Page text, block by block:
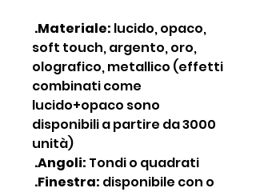
.Materiale: lucido, opaco,
soft touch, argento, oro,
olografico, metallico (effetti
combinati come
lucido+opaco sono
disponibili a partire da 3000
unità)
.Angoli: Tondi o quadrati
.Finestra: disponibile con o